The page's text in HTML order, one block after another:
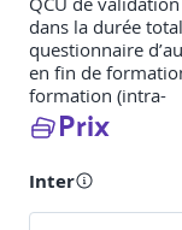
dans la durée
questionnaire
en fin de
formation (intra-
Prix
Inter